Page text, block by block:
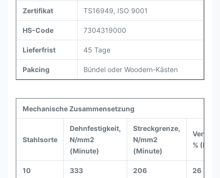
Zertifikat TS16949, ISO 9001
HS-Code 7304319000
Lieferfrist 45 Tage
Pakcing Bündel oder Woodern-Kästen
Mechanische Zusammensetzung
Stahlsorte
Dehnfestigkeit,
N/mm2
(Minute)
Streckgrenze,
N/mm2
(Minute)
%
10 333 206 26